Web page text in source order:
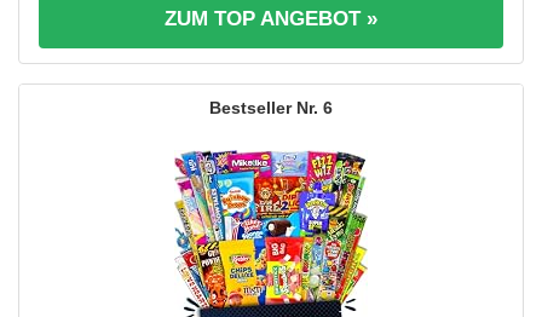
ZUM TOP ANGEBOT »
6